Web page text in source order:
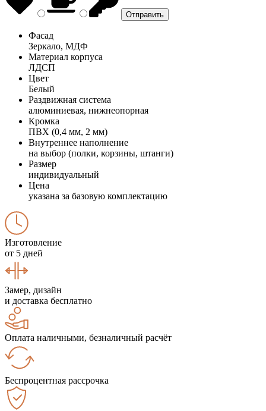
Фасад
Зеркало, МДФ
Материал корпуса
ЛДСП
Цвет
Белый
Раздвижная система
алюминиевая, нижнеопорная
Кромка
ПВХ (0,4 мм, 2 мм)
Внутреннее наполнение
на выбор (полки, корзины, штанги)
Размер
индивидуальный
Цена
указана за базовую комплектацию
Изготовление
от 5 дней
Замер, дизайн
и доставка бесплатно
Оплата наличными, безналичный расчёт
Беспроцентная рассрочка